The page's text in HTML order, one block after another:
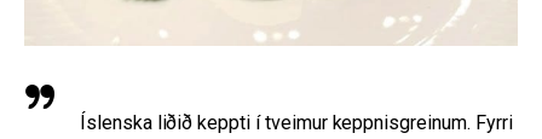
Íslenska liðið keppti í tveimur keppnisgreinum. Fyrri